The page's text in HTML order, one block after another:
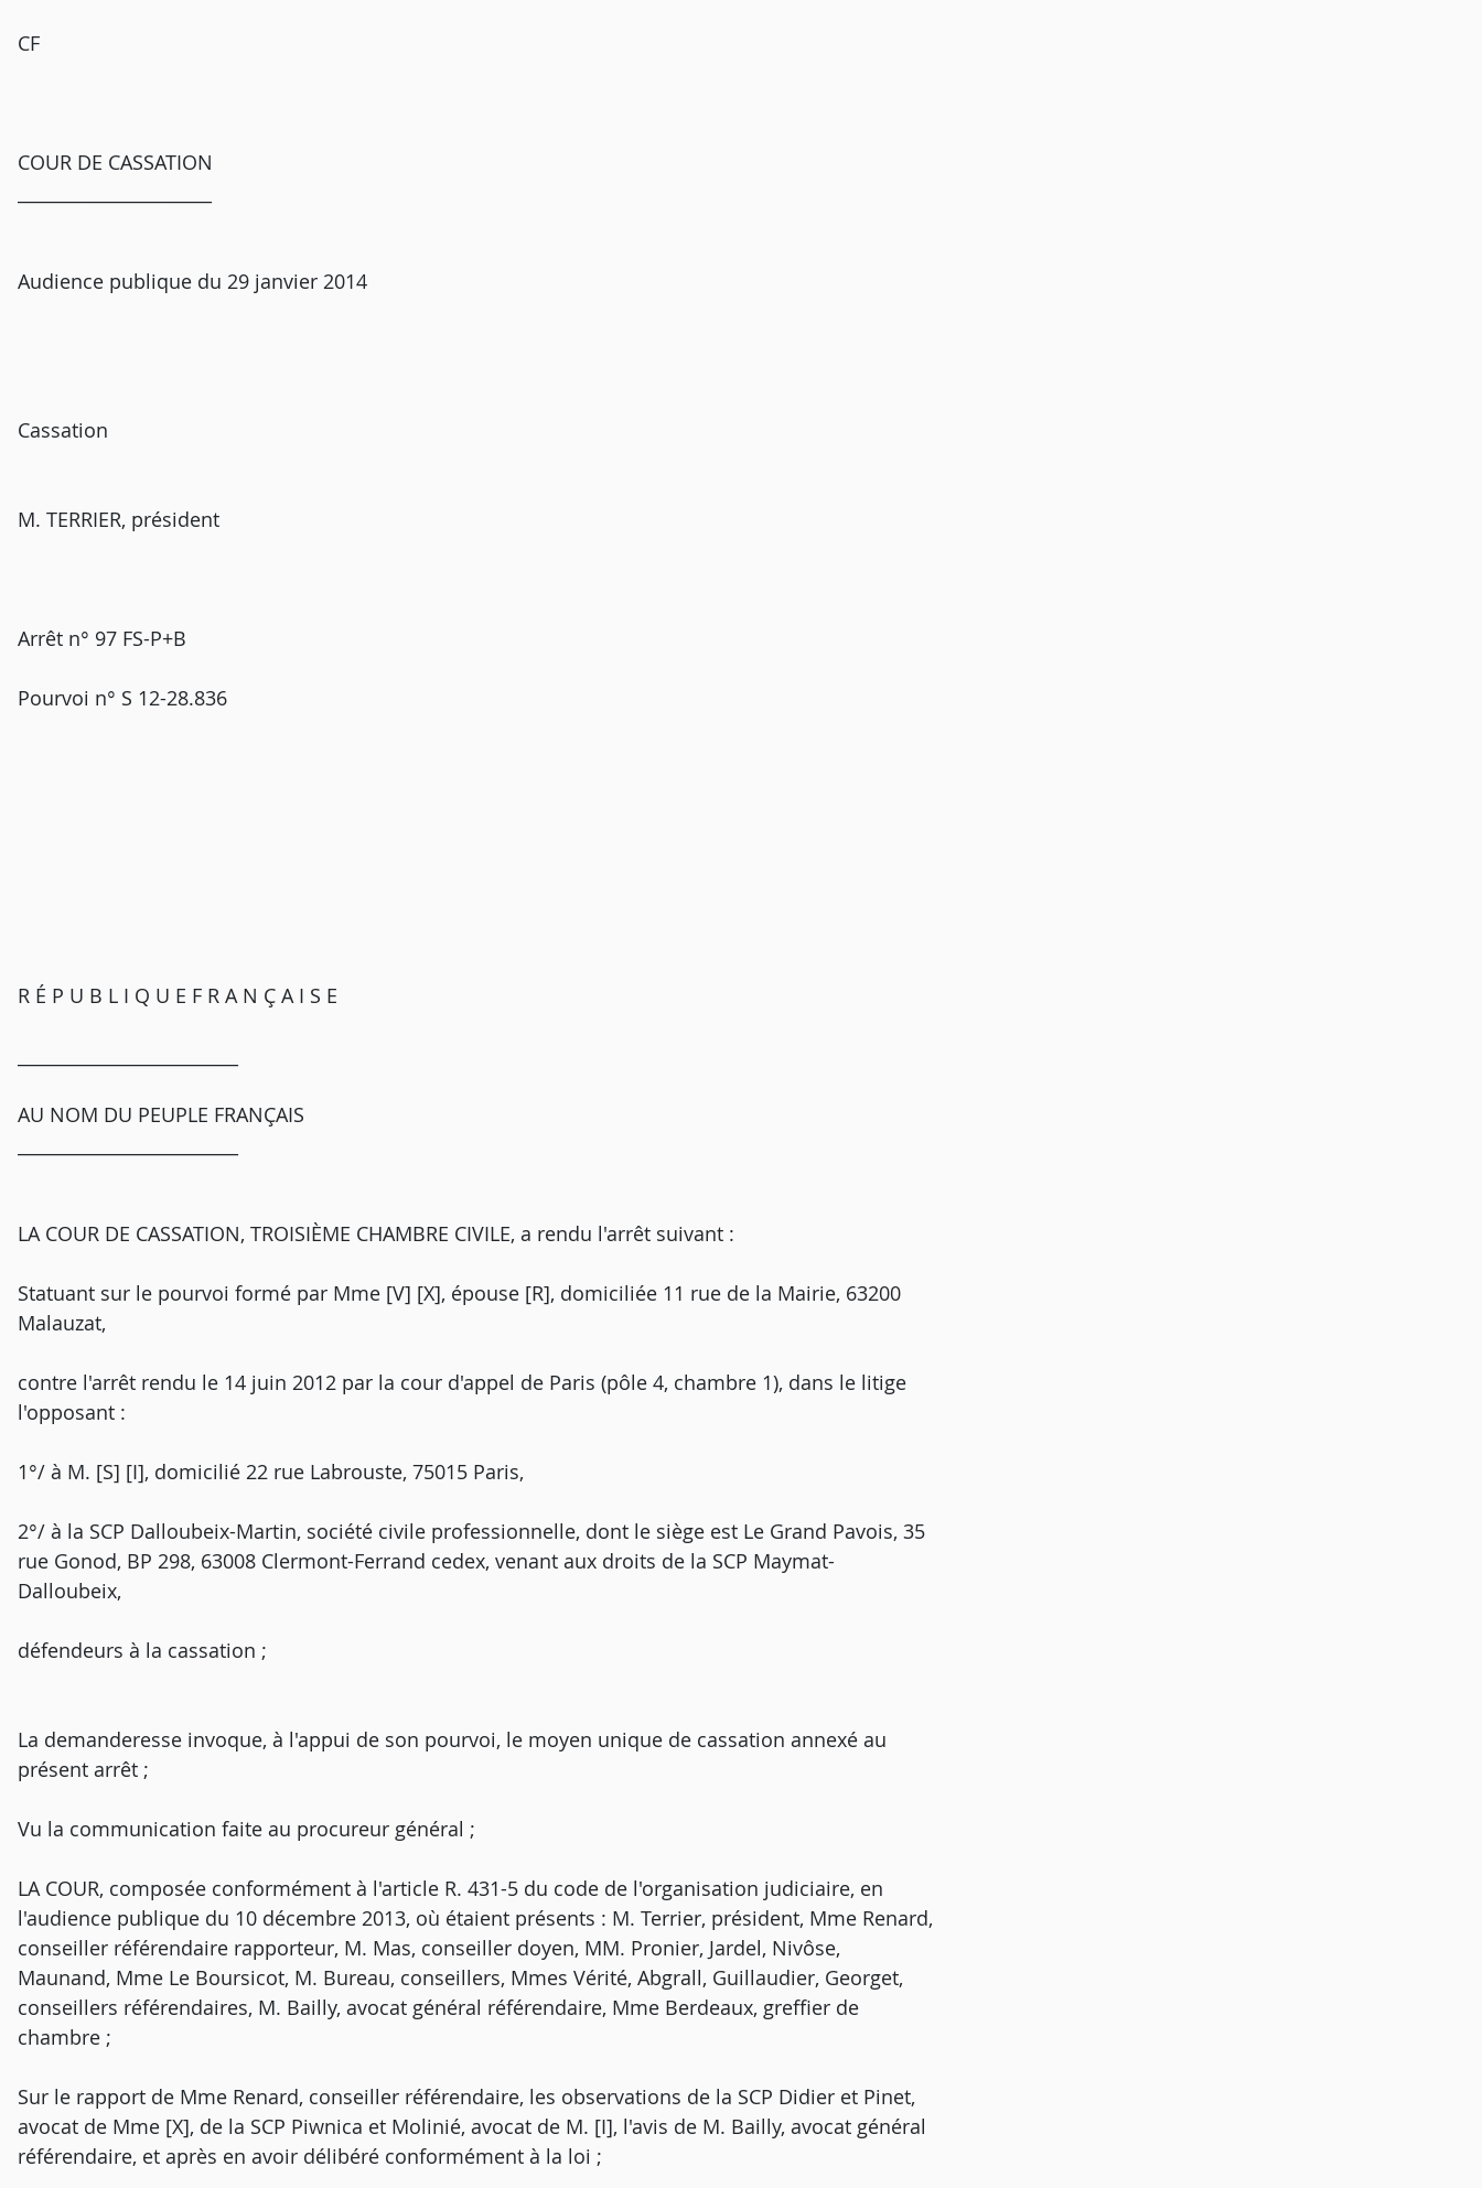
CF
COUR DE CASSATION
Audience publique du 29 janvier 2014
Cassation
M. TERRIER, président
Arrêt n° 97 FS-P+B
Pourvoi n° S 12-28.836
R É P U B L I Q U E F R A N Ç A I S E
AU NOM DU PEUPLE FRANÇAIS
LA COUR DE CASSATION, TROISIÈME CHAMBRE CIVILE, a rendu l'arrêt suivant :
Statuant sur le pourvoi formé par Mme [V] [X], épouse [R], domiciliée 11 rue de la Mairie, 63200
Malauzat,
contre l'arrêt rendu le 14 juin 2012 par la cour d'appel de Paris (pôle 4, chambre 1), dans le litige
l'opposant :
1°/ à M. [S] [I], domicilié 22 rue Labrouste, 75015 Paris,
2°/ à la SCP Dalloubeix-Martin, société civile professionnelle, dont le siège est Le Grand Pavois, 35
rue Gonod, BP 298, 63008 Clermont-Ferrand cedex, venant aux droits de la SCP Maymat-
Dalloubeix,
défendeurs à la cassation ;
La demanderesse invoque, à l'appui de son pourvoi, le moyen unique de cassation annexé au
présent arrêt ;
Vu la communication faite au procureur général ;
LA COUR, composée conformément à l'article R. 431-5 du code de l'organisation judiciaire, en
l'audience publique du 10 décembre 2013, où étaient présents : M. Terrier, président, Mme Renard,
conseiller référendaire rapporteur, M. Mas, conseiller doyen, MM. Pronier, Jardel, Nivôse,
Maunand, Mme Le Boursicot, M. Bureau, conseillers, Mmes Vérité, Abgrall, Guillaudier, Georget,
conseillers référendaires, M. Bailly, avocat général référendaire, Mme Berdeaux, greffier de
chambre ;
Sur le rapport de Mme Renard, conseiller référendaire, les observations de la SCP Didier et Pinet,
avocat de Mme [X], de la SCP Piwnica et Molinié, avocat de M. [I], l'avis de M. Bailly, avocat général
référendaire, et après en avoir délibéré conformément à la loi ;